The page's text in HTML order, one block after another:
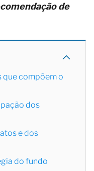
de
que compõem o
dos
e dos
do fundo